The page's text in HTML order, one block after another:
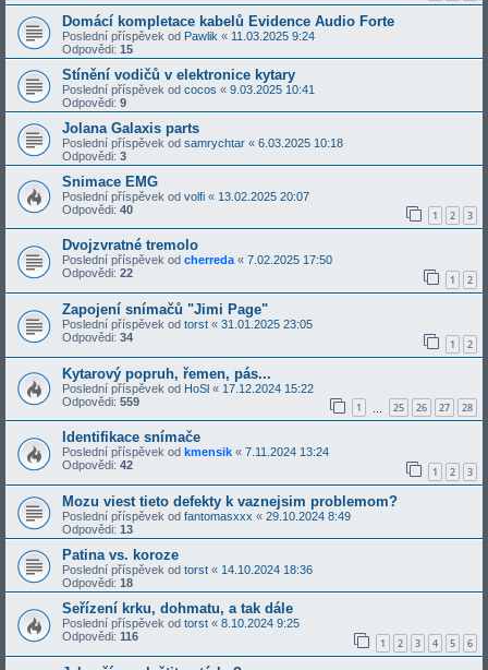
Domácí kompletace kabelů Evidence Audio Forte
Poslední příspěvek od Pawlik « 11.03.2025 9:24
Odpovědi: 15
Stínění vodičů v elektronice kytary
Poslední příspěvek od cocos « 9.03.2025 10:41
Odpovědi: 9
Jolana Galaxis parts
Poslední příspěvek od samrychtar « 6.03.2025 10:18
Odpovědi: 3
Snimace EMG
Poslední příspěvek od volfi « 13.02.2025 20:07
Odpovědi: 40 1 2 3
Dvojzvratné tremolo
Poslední příspěvek od cherreda « 7.02.2025 17:50
Odpovědi: 22 1 2
Zapojení snímačů "Jimi Page"
Poslední příspěvek od torst « 31.01.2025 23:05
Odpovědi: 34 1 2
Kytarový popruh, řemen, pás...
Poslední příspěvek od HoSl « 17.12.2024 15:22
Odpovědi: 559 1 25 26 27 28
Identifikace snímače
Poslední příspěvek od kmensik « 7.11.2024 13:24
Odpovědi: 42 1 2 3
Mozu viest tieto defekty k vaznejsim problemom?
Poslední příspěvek od fantomasxxx « 29.10.2024 8:49
Odpovědi: 13
Patina vs. koroze
Poslední příspěvek od torst « 14.10.2024 18:36
Odpovědi: 18
Seřízení krku, dohmatu, a tak dále
Poslední příspěvek od torst « 8.10.2024 9:25
Odpovědi: 116 1 2 3 4 5 6